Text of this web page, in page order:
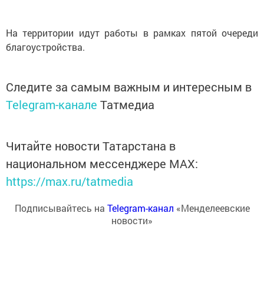
На территории идут работы в рамках пятой очереди
благоустройства.
Следите за самым важным и интересным в
Telegram-канале Татмедиа
Читайте новости Татарстана в
национальном мессенджере MАХ:
https://max.ru/tatmedia
Подписывайтесь на Telegram-канал «Менделеевские
новости»